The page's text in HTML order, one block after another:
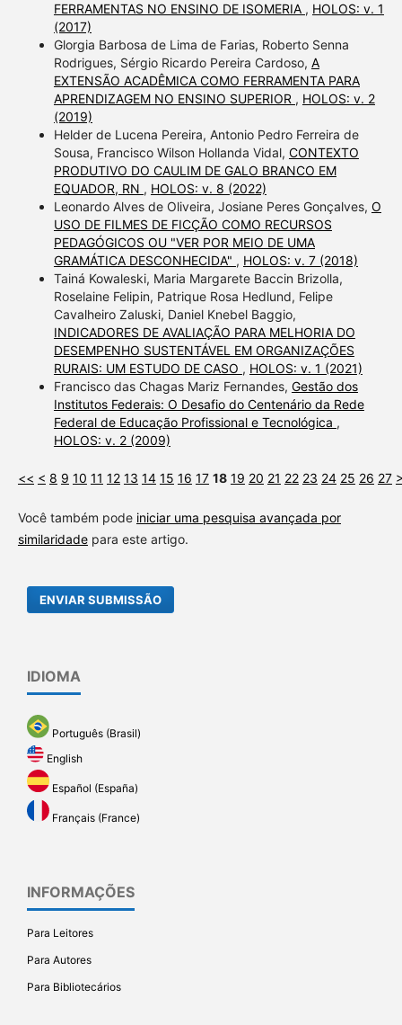
FERRAMENTAS NO ENSINO DE ISOMERIA , HOLOS: v. 1
(2017)
Glorgia Barbosa de Lima de Farias, Roberto Senna
Rodrigues, Sérgio Ricardo Pereira Cardoso, A
EXTENSÃO ACADÊMICA COMO FERRAMENTA PARA
APRENDIZAGEM NO ENSINO SUPERIOR , HOLOS: v. 2
(2019)
Helder de Lucena Pereira, Antonio Pedro Ferreira de
Sousa, Francisco Wilson Hollanda Vidal, CONTEXTO
PRODUTIVO DO CAULIM DE GALO BRANCO EM
EQUADOR, RN , HOLOS: v. 8 (2022)
Leonardo Alves de Oliveira, Josiane Peres Gonçalves, O
USO DE FILMES DE FICÇÃO COMO RECURSOS
PEDAGÓGICOS OU "VER POR MEIO DE UMA
GRAMÁTICA DESCONHECIDA" , HOLOS: v. 7 (2018)
Tainá Kowaleski, Maria Margarete Baccin Brizolla,
Roselaine Felipin, Patrique Rosa Hedlund, Felipe
Cavalheiro Zaluski, Daniel Knebel Baggio,
INDICADORES DE AVALIAÇÃO PARA MELHORIA DO
DESEMPENHO SUSTENTÁVEL EM ORGANIZAÇÕES
RURAIS: UM ESTUDO DE CASO , HOLOS: v. 1 (2021)
Francisco das Chagas Mariz Fernandes, Gestão dos
Institutos Federais: O Desafio do Centenário da Rede
Federal de Educação Profissional e Tecnológica ,
HOLOS: v. 2 (2009)
<< < 8 9 10 11 12 13 14 15 16 17 18 19 20 21 22 23 24 25 26 27
Você também pode iniciar uma pesquisa avançada por
similaridadepara este artigo.
ENVIAR SUBMISSÃO
IDIOMA
Português (Brasil)
English
Español (España)
Français (France)
INFORMAÇÕES
Para Leitores
Para Autores
Para Bibliotecários